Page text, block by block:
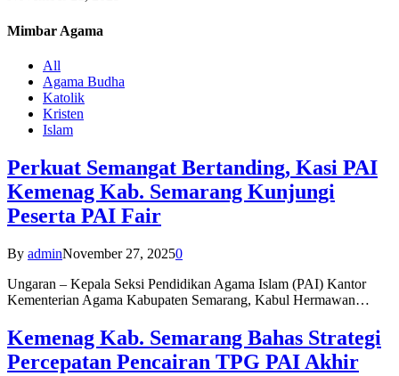
Mimbar Agama
All
Agama Budha
Katolik
Kristen
Islam
Perkuat Semangat Bertanding, Kasi PAI
Kemenag Kab. Semarang Kunjungi
Peserta PAI Fair
By adminNovember 27, 20250
Ungaran – Kepala Seksi Pendidikan Agama Islam (PAI) Kantor
Kementerian Agama Kabupaten Semarang, Kabul Hermawan…
Kemenag Kab. Semarang Bahas Strategi
Percepatan Pencairan TPG PAI Akhir